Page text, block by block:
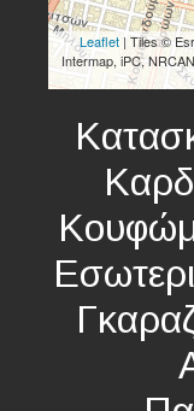
Leaflet | Tiles ©
Intermap, iPC,